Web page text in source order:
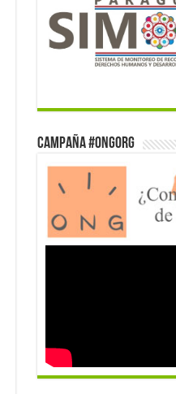
Campaña #ONGorg